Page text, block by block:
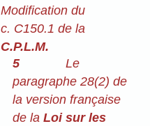
Modification du
c. C150.1 de la
C.P.L.M.
5
Le
paragraphe 28(2) de
la version française
de laLoi sur les